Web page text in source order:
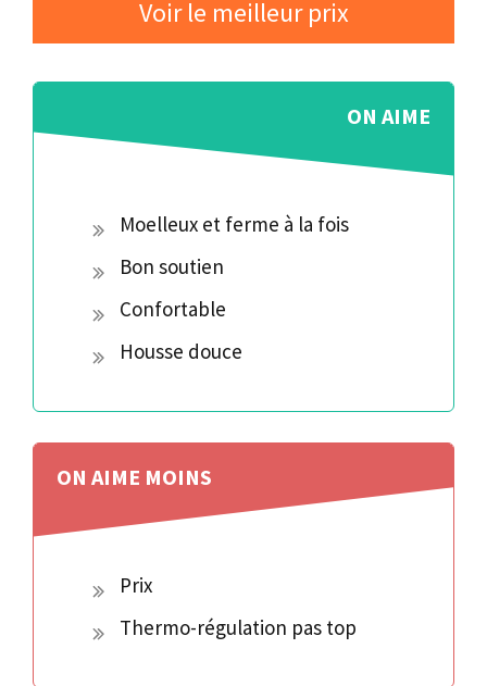
Voir le meilleur prix
ON AIME
Moelleux et ferme à la fois
Bon soutien
Confortable
Housse douce
ON AIME MOINS
Prix
Thermo-régulation pas top